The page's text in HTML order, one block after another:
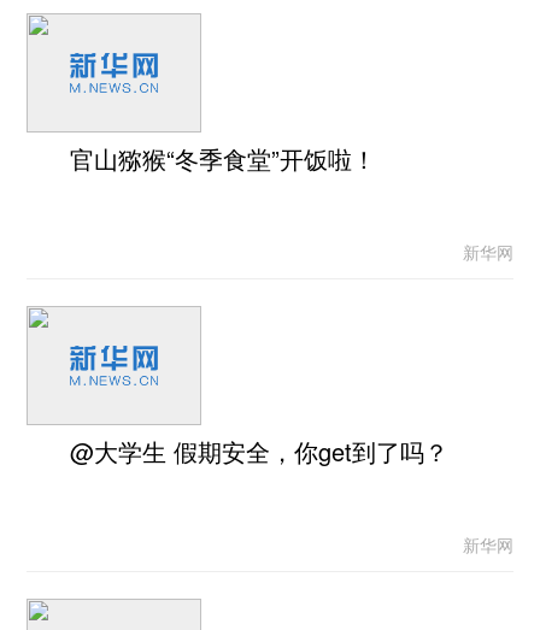
官山猕猴“冬季食堂”开饭啦！
新华网
@大学生 假期安全，你get到了吗？
新华网